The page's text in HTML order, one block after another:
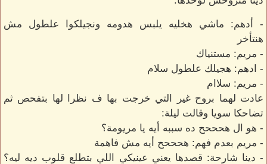
- أدهم: ماشي هخليه يلبس هدومه ونجيلكوا علطول مش
هنتأخر
- مريم: مستنياك
- ادهم: هجيلك علطول سلام
- مريم: سلاام
عادت لهما بروح غير التي خرجت بها ف نظرا لها بتفحص ثم
تضاحكا سويا وقالت ليلة:
- هو ال هحححح ده سببه أيه يا مريومة؟
- مريم بعدم فهم: هحححح أيه مش فاهمة
- دينا شارحة: قصدها يعني عينيكي اللي بتطلع قلوب ديه ليه؟